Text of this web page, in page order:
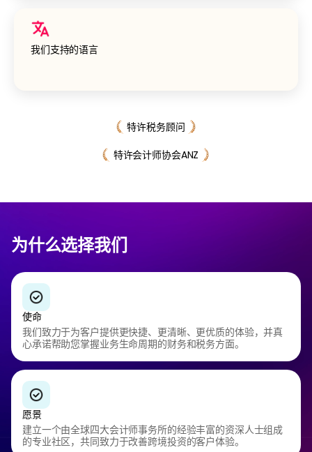
我们支持的语言
特许税务顾问
特许会计师协会ANZ
为什么选择我们
使命
我们致力于为客户提供更快捷、更清晰、更优质的体验，并真
心承诺帮助您掌握业务生命周期的财务和税务方面。
愿景
建立一个由全球四大会计师事务所的经验丰富的资深人士组成
的专业社区，共同致力于改善跨境投资的客户体验。